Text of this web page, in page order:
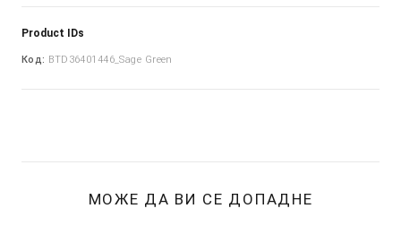
Product IDs
Код: BTD36401446_Sage Green
МОЖЕ ДА ВИ СЕ ДОПАДНЕ